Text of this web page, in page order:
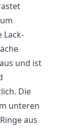
Lack-
und ist
Die
unteren
aus